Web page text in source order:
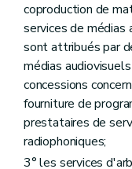
coproduction de
services de médias
sont attribués par
médias
concessions
fourniture de
prestataires de
radiophoniques;
3° les services